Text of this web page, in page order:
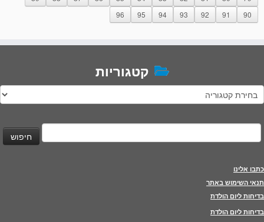
90
91
92
93
94
95
96
קטגוריות
קטגוריות
כתבו אלינו
תנאי השימוש באתר
בדיחות ליום הולדת
בדיחות ליום הולדת